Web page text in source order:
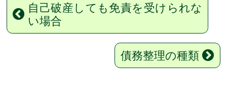
自己破産しても免責を受けられな
い場合
債務整理の種類